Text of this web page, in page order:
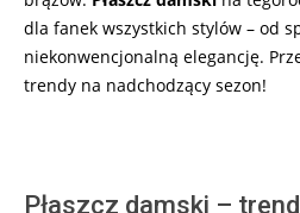
dla fanek wszystkich stylów – od
niekonwencjonalną elegancję.
trendy na nadchodzący sezon!
Płaszcz damski –